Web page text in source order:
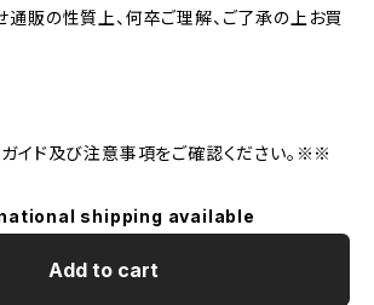
販の性質上、何卒ご理解、ご了承の上お買
イド及び注意事項をご確認ください。※※
shipping available
Add to cart